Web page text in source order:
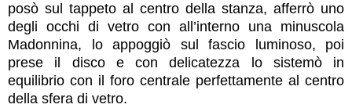
posò sul tappeto al centro della stanza, afferrò uno
degli occhi di vetro con all’interno una minuscola
Madonnina, lo appoggiò sul fascio luminoso, poi
prese il disco e con delicatezza lo sistemò in
equilibrio con il foro centrale perfettamente al centro
della sfera di vetro.